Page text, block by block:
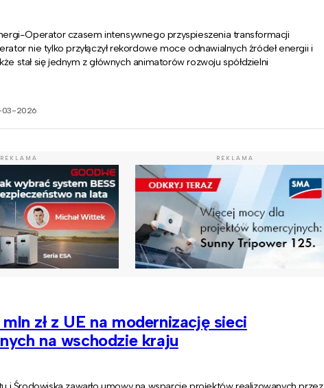
Operator czasem intensywnego przyspieszenia transformacji
nie tylko przyłączył rekordowe moce odnawialnych źródeł energii i
stał się jednym z głównych animatorów rozwoju spółdzielni
2026
REKLAMA REKLAMA
zł z UE na modernizację sieci
na wschodzie kraju